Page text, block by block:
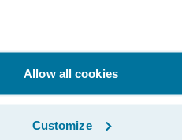
Allow all cookies
Customize
von
as-a-Service
ermöglicht es
Updates und